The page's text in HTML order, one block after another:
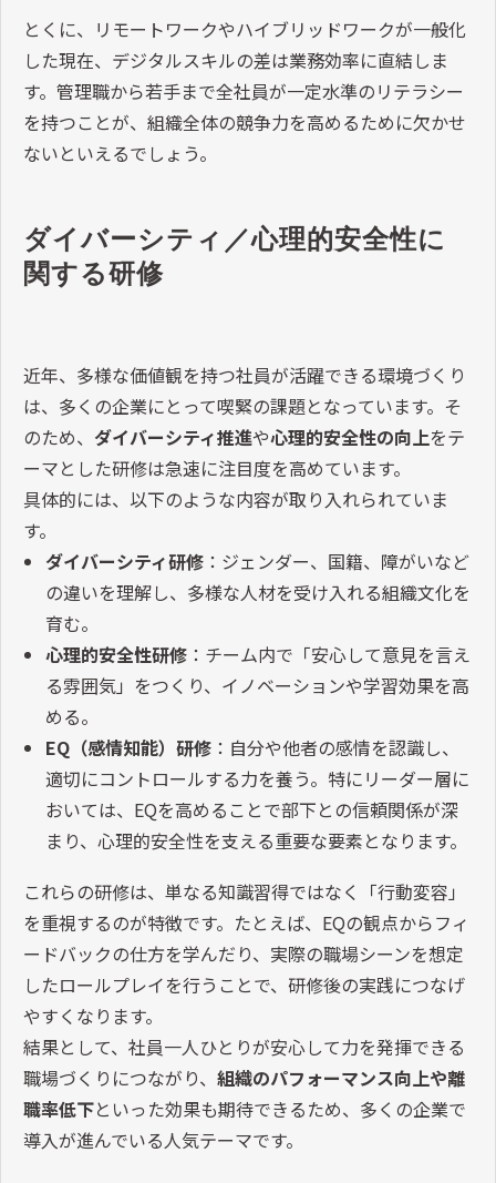
とくに、リモートワークやハイブリッドワークが一般化
した現在、デジタルスキルの差は業務効率に直結しま
す。管理職から若手まで全社員が一定水準のリテラシー
を持つことが、組織全体の競争力を高めるために欠かせ
ないといえるでしょう。
ダイバーシティ／心理的安全性に
関する研修
近年、多様な価値観を持つ社員が活躍できる環境づくり
は、多くの企業にとって喫緊の課題となっています。そ
のため、 ダイバーシティ推進や心理的安全性の向上をテ
ーマとした研修は急速に注目度を高めています。
具体的には、以下のような内容が取り入れられていま
す。
ダイバーシティ研修 ：ジェンダー、国籍、障がいなど
の違いを理解し、多様な人材を受け入れる組織文化を
育む。
心理的安全性研修 ：チーム内で「安心して意見を言え
る雰囲気」をつくり、イノベーションや学習効果を高
める。
EQ （感情知能）研修 ：自分や他者の感情を認識し、
適切にコントロールする力を養う。特にリーダー層に
おいては、 EQを高めることで部下との信頼関係が深
まり、心理的安全性を支える重要な要素となります。
これらの研修は、単なる知識習得ではなく「行動変容」
を重視するのが特徴です。たとえば、 EQの観点からフィ
ードバックの仕方を学んだり、実際の職場シーンを想定
したロールプレイを行うことで、研修後の実践につなげ
やすくなります。
結果として、社員一人ひとりが安心して力を発揮できる
職場づくりにつながり、 組織のパフォーマンス向上や離
職率低下といった効果も期待できるため、多くの企業で
導入が進んでいる人気テーマです。